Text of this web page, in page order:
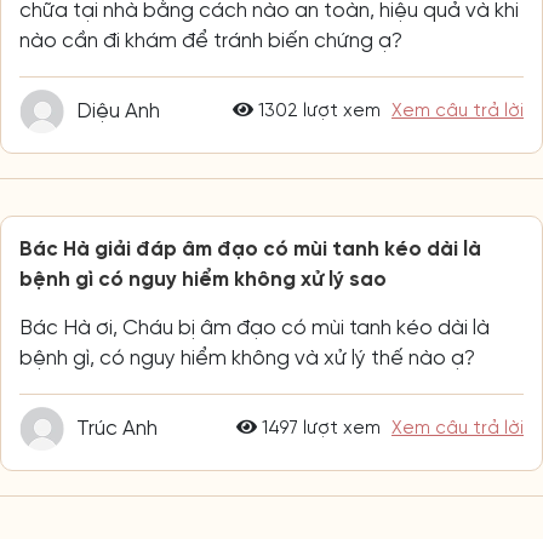
chữa tại nhà bằng cách nào an toàn, hiệu quả và khi
nào cần đi khám để tránh biến chứng ạ?
Diệu Anh 1302 lượt xem Xem câu trả lời
Bác Hà giải đáp âm đạo có mùi tanh kéo dài là
bệnh gì có nguy hiểm không xử lý sao
Bác Hà ơi, Cháu bị âm đạo có mùi tanh kéo dài là
bệnh gì, có nguy hiểm không và xử lý thế nào ạ?
Trúc Anh 1497 lượt xem Xem câu trả lời